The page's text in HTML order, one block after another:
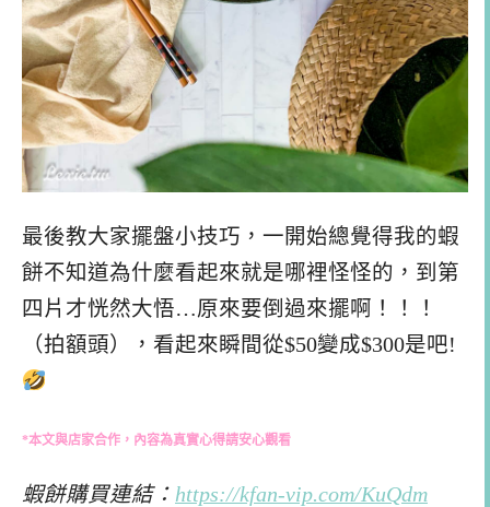
最後教大家擺盤小技巧，一開始總覺得我的蝦
餅不知道為什麼看起來就是哪裡怪怪的，到第
四片才恍然大悟…原來要倒過來擺啊！！！
（拍額頭），看起來瞬間從$50變成$300是吧!
*本文與店家合作，內容為真實心得請安心觀看
蝦餅購買連結： https://kfan-vip.com/KuQdm